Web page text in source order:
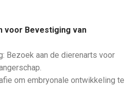
voor Bevestiging van
Bezoek aan de dierenarts voor
om embryonale ontwikkeling te